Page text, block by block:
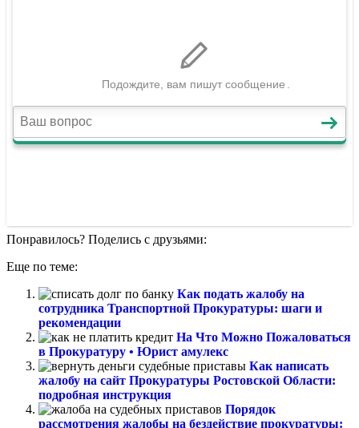
Понравилось? Поделись с друзьями:
Еще по теме:
Как подать жалобу на
сотрудника Транспортной Прокуратуры: шаги и
рекомендации
На Что Можно Пожаловаться
в Прокуратуру • Юрист амулекс
Как написать
жалобу на сайт Прокуратуры Ростовской Области:
подробная инструкция
Порядок
рассмотрения жалобы на бездействие прокуратуры: